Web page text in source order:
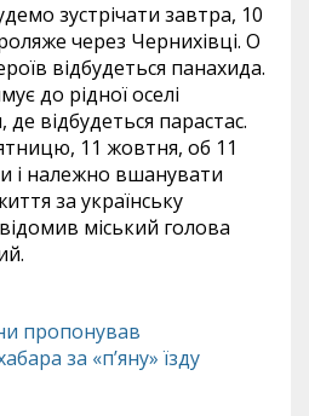
зустрічати завтра, 10
через Чернихівці. О
відбудеться панахида.
до рідної оселі
відбудеться парастас.
11 жовтня, об 11
і належно вшанувати
за українську
міський голова
пропонував
за «п’яну» їзду